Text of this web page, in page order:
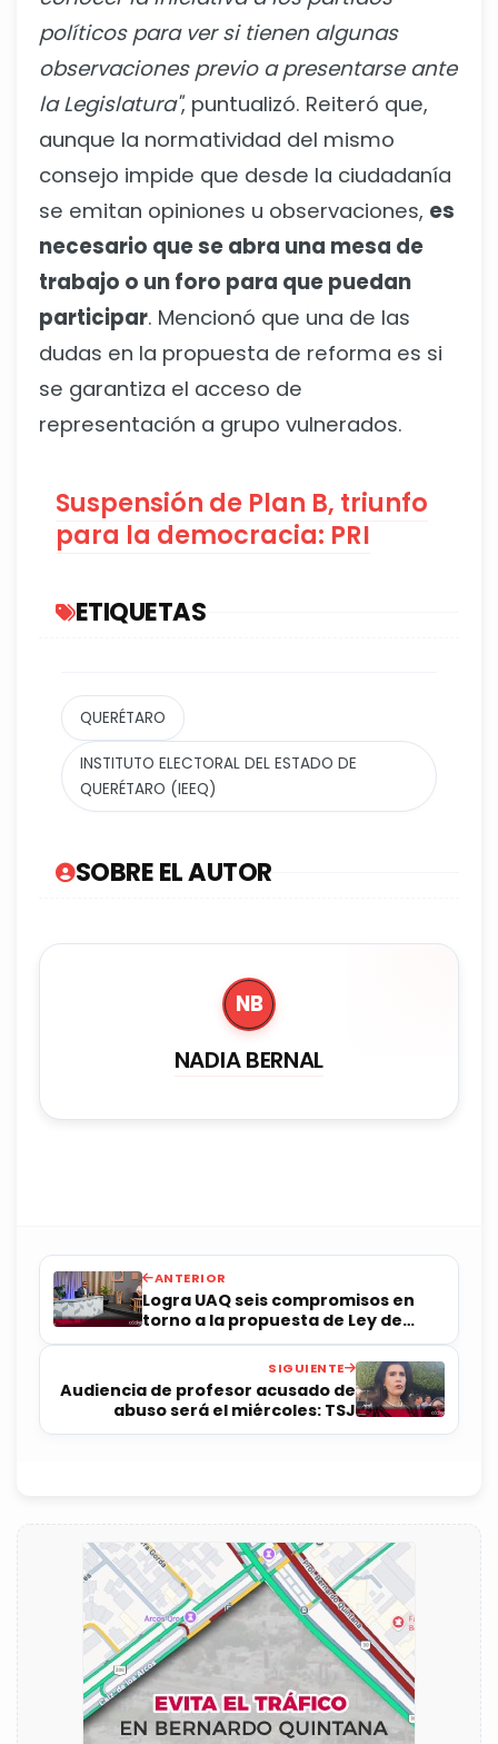
políticos para ver si tienen algunas
observaciones previo a presentarse ante
la Legislatura", puntualizó. Reiteró que,
aunque la normatividad del mismo
consejo impide que desde la ciudadanía
se emitan opiniones u observaciones, es
necesario que se abra una mesa de
trabajo o un foro para que puedan
participar. Mencionó que una de las
dudas en la propuesta de reforma es si
se garantiza el acceso de
representación a grupo vulnerados.
Suspensión de Plan B, triunfo
para la democracia: PRI
ETIQUETAS
QUERÉTARO
INSTITUTO ELECTORAL DEL ESTADO DE
QUERÉTARO (IEEQ)
SOBRE EL AUTOR
NB
NADIA BERNAL
ANTERIOR
Logra UAQ seis compromisos en
torno a la propuesta de Ley de
Ciencias
SIGUIENTE
Audiencia de profesor acusado de
abuso será el miércoles: TSJ